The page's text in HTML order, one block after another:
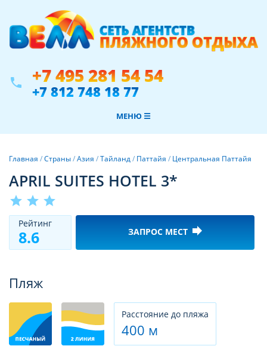
phone +7 495 281 54 54
+7 812 748 18 77
МЕНЮ ☰
Главная /Страны/Азия /Тайланд/ Паттайя / Центральная Паттайя
APRIL SUITES HOTEL 3*
star star star
Рeйтинг
8.6 ЗАПРОС МЕСТ forward
Пляж
Расстояние до пляжа
400 м